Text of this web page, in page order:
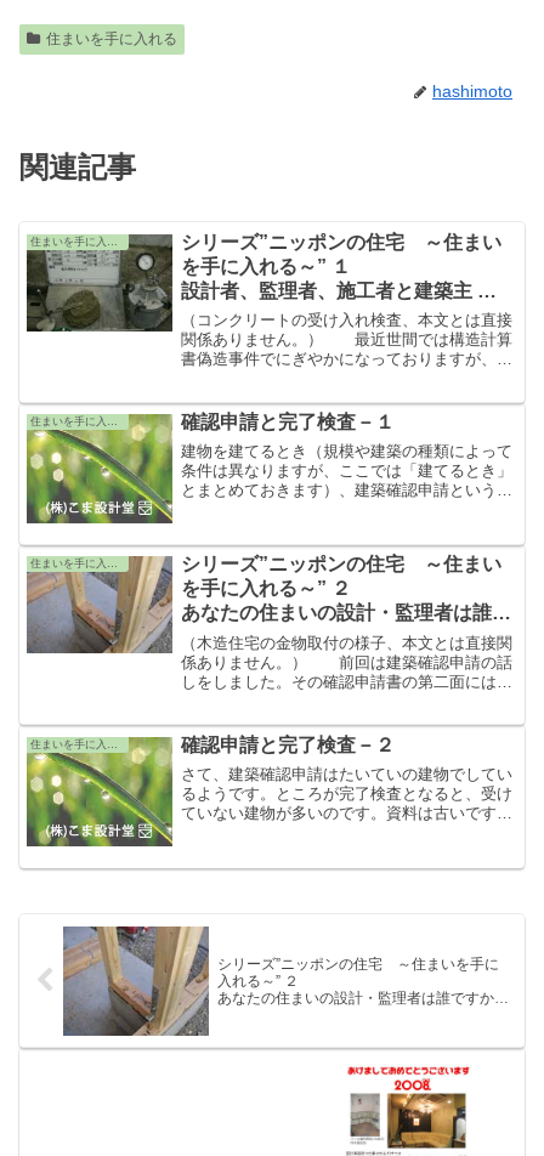
住まいを手に入れる
hashimoto
関連記事
シリーズ”ニッポンの住宅 ～住まい
を手に入れる～” １
設計者、監理者、施工者と建築主
～誰がその安全性を確認しているの
か～
（コンクリートの受け入れ検査、本文とは直接
関係ありません。） 最近世間では構造計算
書偽造事件でにぎやかになっておりますが、こ
ろん純粋に建築技術者としての興...
確認申請と完了検査－１
建物を建てるとき（規模や建築の種類によって
条件は異なりますが、ここでは「建てるとき」
とまとめておきます）、建築確認申請という手
建物を、こういう構造で建てます...
住まいを手に入れる
シリーズ”ニッポンの住宅 ～住まい
を手に入れる～” ２
あなたの住まいの設計・監理者は誰で
すか？
～折り込み広告には表示されない設
計・監理者～
（木造住宅の金物取付の様子、本文とは直接関
係ありません。） 前回は建築確認申請の話
しをしました。その確認申請書の第二面には、
されていると説明しました。 誰...
確認申請と完了検査－２
さて、建築確認申請はたいていの建物でしてい
るようです。ところが完了検査となると、受け
ていない建物が多いのです。資料は古いです
の半分程度が完了検査を受けて...
シリーズ”ニッポンの住宅 ～住まいを手に
入れる～” ２
あなたの住まいの設計・監理者は誰ですか？